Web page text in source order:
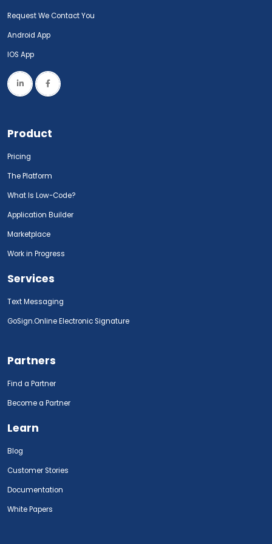
Request We Contact You
Android App
IOS App
Product
Pricing
The Platform
What Is Low-Code?
Application Builder
Marketplace
Work in Progress
Services
Text Messaging
GoSign.Online Electronic Signature
Partners
Find a Partner
Become a Partner
Learn
Blog
Customer Stories
Documentation
White Papers